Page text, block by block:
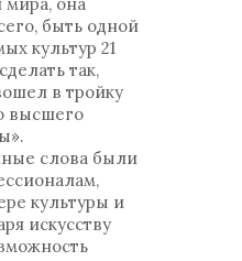
быть одной
культур 21
так,
в тройку
высшего
слова были
культуры и
искусству